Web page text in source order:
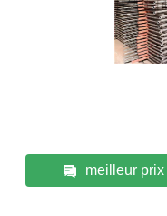
meilleur prix